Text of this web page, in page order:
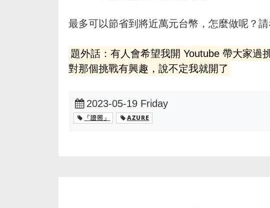
最多可以節省到將近萬元台幣，怎麼做呢？
題外話：有人會希望我開 Youtube 帶大家過
對那個挑戰有興趣，說不定我就開了
2023-05-19 Friday
「證照」 AZURE